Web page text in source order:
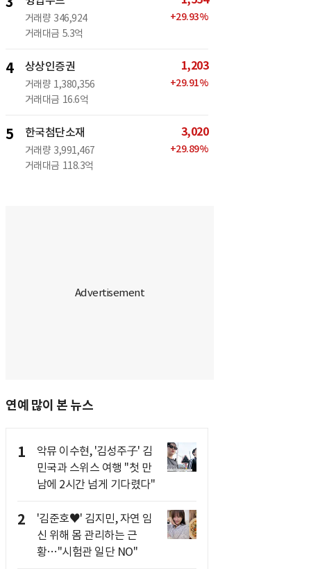
거래량 346,924
거래대금 5.3억
+29.93%
4 상상인증권
거래량 1,380,356
거래대금 16.6억
1,203
+29.91%
5 한국첨단소재
거래량 3,991,467
거래대금 118.3억
3,020
+29.89%
연예 많이 본 뉴스
1
악뮤 이수현, '김성주子' 김
민국과 스위스 여행 "첫 만
남에 2시간 넘게 기다렸다"
2
'김준호♥' 김지민, 자연 임
신 위해 몸 관리하는 근
황…"시험관 일단 NO"